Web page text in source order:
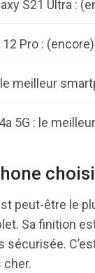
S21 Ultra :
Pro :
meilleur
5G : le
peut-être le
Sa finition
cher.